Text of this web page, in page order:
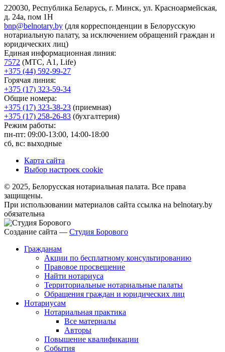
220030, Республика Беларусь, г. Минск, ул. Красноармейская,
д. 24а, пом 1Н
bnp@belnotary.by (для корреспонденции в Белорусскую
нотариальную палату, за исключением обращений граждан и
юридических лиц)
Единая информационная линия:
7572 (МТС, A1, Life)
+375 (44) 592-99-27
Горячая линия:
+375 (17) 323-59-34
Общие номера:
+375 (17) 323-38-23 (приемная)
+375 (17) 258-26-83 (бухгалтерия)
Режим работы:
пн-пт: 09:00-13:00, 14:00-18:00
сб, вс: выходные
Карта сайта
Выбор настроек cookie
© 2025, Белорусская нотариальная палата. Все права
защищены.
При использовании материалов сайта ссылка на belnotary.by
обязательна
Создание сайта — Студия Борового
Гражданам
Акции по бесплатному консультированию
Правовое просвещение
Найти нотариуса
Территориальные нотариальные палаты
Обращения граждан и юридических лиц
Нотариусам
Нотариальная практика
Все материалы
Авторы
Повышение квалификации
События